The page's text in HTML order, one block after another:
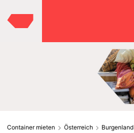
Container mieten Österreich Burgenland